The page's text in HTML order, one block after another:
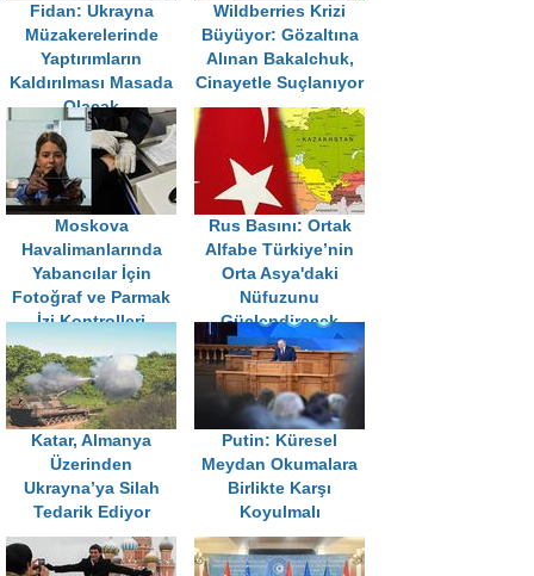
Fidan: Ukrayna
Müzakerelerinde
Yaptırımların
Kaldırılması Masada
Olacak
Wildberries Krizi
Büyüyor: Gözaltına
Alınan Bakalchuk,
Cinayetle Suçlanıyor
Moskova
Havalimanlarında
Yabancılar İçin
Fotoğraf ve Parmak
İzi Kontrolleri
Başlıyor
Rus Basını: Ortak
Alfabe Türkiye’nin
Orta Asya'daki
Nüfuzunu
Güçlendirecek
Katar, Almanya
Üzerinden
Ukrayna’ya Silah
Tedarik Ediyor
Putin: Küresel
Meydan Okumalara
Birlikte Karşı
Koyulmalı